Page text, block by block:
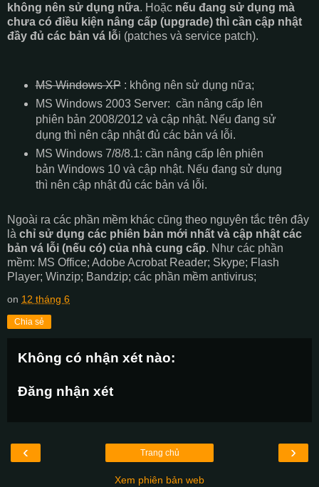
không nên sử dụng nữa. Hoặc nếu đang sử dụng mà
chưa có điều kiện nâng cấp (upgrade) thì cần cập nhật
đầy đủ các bản vá lỗi (patches và service patch).
MS Windows XP: không nên sử dụng nữa;
MS Windows 2003 Server: cần nâng cấp lên
phiên bản 2008/2012 và cập nhật. Nếu đang sử
dụng thì nên cập nhật đủ các bản vá lỗi.
MS Windows 7/8/8.1: cần nâng cấp lên phiên
bản Windows 10 và cập nhật. Nếu đang sử dụng
thì nên cập nhật đủ các bản vá lỗi.
Ngoài ra các phần mềm khác cũng theo nguyên tắc trên đây
là chỉ sử dụng các phiên bản mới nhất và cập nhật các
bản vá lỗi (nếu có) của nhà cung cấp. Như các phần
mềm: MS Office; Adobe Acrobat Reader; Skype; Flash
Player; Winzip; Bandzip; các phần mềm antivirus;
on 12 tháng 6
Chia sẻ
Không có nhận xét nào:
Đăng nhận xét
‹ ›
Trang chủ
Xem phiên bản web